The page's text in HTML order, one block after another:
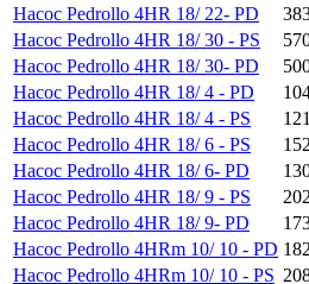
Насос Pedrollo 4HR 18/ 22- PD
Насос Pedrollo 4HR 18/ 30 - PS
Насос Pedrollo 4HR 18/ 30- PD
Насос Pedrollo 4HR 18/ 4 - PD
Насос Pedrollo 4HR 18/ 4 - PS
Насос Pedrollo 4HR 18/ 6 - PS
Насос Pedrollo 4HR 18/ 6- PD
Насос Pedrollo 4HR 18/ 9 - PS
Насос Pedrollo 4HR 18/ 9- PD
Насос Pedrollo 4HRm 10/ 10 - PD
Насос Pedrollo 4HRm 10/ 10 - PS